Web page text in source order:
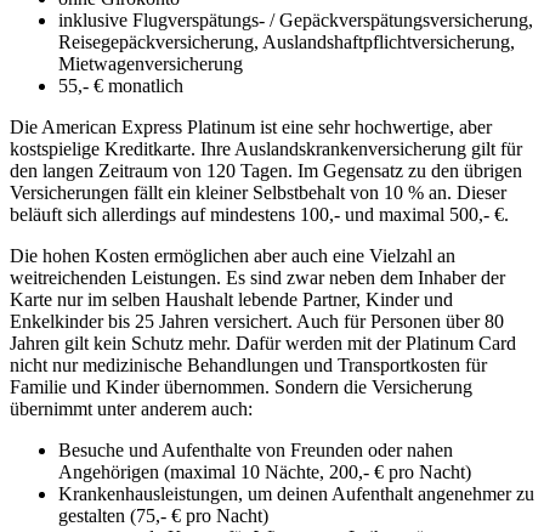
inklusive Flugverspätungs- / Gepäckverspätungsversicherung,
Reisegepäckversicherung, Auslandshaftpflichtversicherung,
Mietwagenversicherung
55,- € monatlich
Die American Express Platinum ist eine sehr hochwertige, aber
kostspielige Kreditkarte. Ihre Auslandskrankenversicherung gilt für
den langen Zeitraum von 120 Tagen. Im Gegensatz zu den übrigen
Versicherungen fällt ein kleiner Selbstbehalt von 10 % an. Dieser
beläuft sich allerdings auf mindestens 100,- und maximal 500,- €.
Die hohen Kosten ermöglichen aber auch eine Vielzahl an
weitreichenden Leistungen. Es sind zwar neben dem Inhaber der
Karte nur im selben Haushalt lebende Partner, Kinder und
Enkelkinder bis 25 Jahren versichert. Auch für Personen über 80
Jahren gilt kein Schutz mehr. Dafür werden mit der Platinum Card
nicht nur medizinische Behandlungen und Transportkosten für
Familie und Kinder übernommen. Sondern die Versicherung
übernimmt unter anderem auch:
Besuche und Aufenthalte von Freunden oder nahen
Angehörigen (maximal 10 Nächte, 200,- € pro Nacht)
Krankenhausleistungen, um deinen Aufenthalt angenehmer zu
gestalten (75,- € pro Nacht)